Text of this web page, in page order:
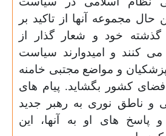
حال مجموعه آنها از تاکید بر
خود و شعار گذار از
کنند و امیدوارند سیاست
و مواضع مجتبی خامنه
کشور بگشاید. پیام های
و ناطق نوری به رهبر جدید
پاسخ های او به آنها، این